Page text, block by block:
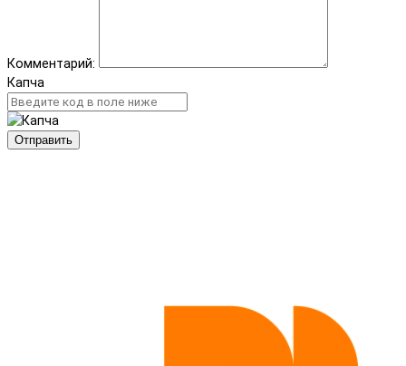
Комментарий:
Капча
Отправить